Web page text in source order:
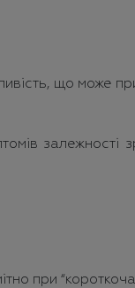
що може
при